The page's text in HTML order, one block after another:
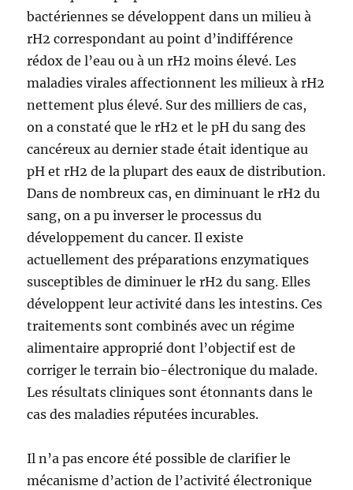
bactériennes se développent dans un milieu à
rH2 correspondant au point d’indifférence
rédox de l’eau ou à un rH2 moins élevé. Les
maladies virales affectionnent les milieux à rH2
nettement plus élevé. Sur des milliers de cas,
on a constaté que le rH2 et le pH du sang des
cancéreux au dernier stade était identique au
pH et rH2 de la plupart des eaux de distribution.
Dans de nombreux cas, en diminuant le rH2 du
sang, on a pu inverser le processus du
développement du cancer. Il existe
actuellement des préparations enzymatiques
susceptibles de diminuer le rH2 du sang. Elles
développent leur activité dans les intestins. Ces
traitements sont combinés avec un régime
alimentaire approprié dont l’objectif est de
corriger le terrain bio-électronique du malade.
Les résultats cliniques sont étonnants dans le
cas des maladies réputées incurables.
Il n’a pas encore été possible de clarifier le
mécanisme d’action de l’activité électronique